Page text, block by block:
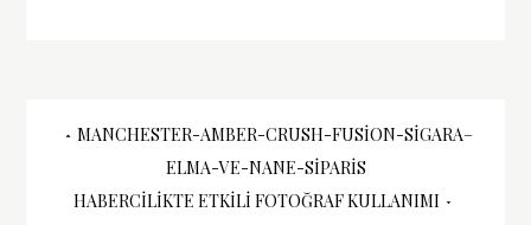
Yazı
MANCHESTER-AMBER-CRUSH-FUSION-SIGARA–
ELMA-VE-NANE-SIPARIS
HABERCILIKTE ETKILI FOTOĞRAF KULLANIMI